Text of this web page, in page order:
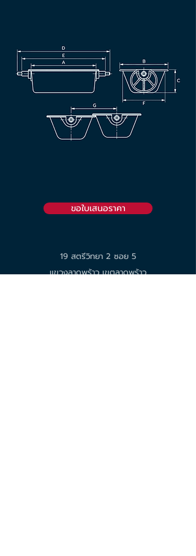
ขอใบเสนอราคา
19 สตรีวิทยา 2 ซอย 5
แขวงลาดพร้าว เขตลาดพร้าว